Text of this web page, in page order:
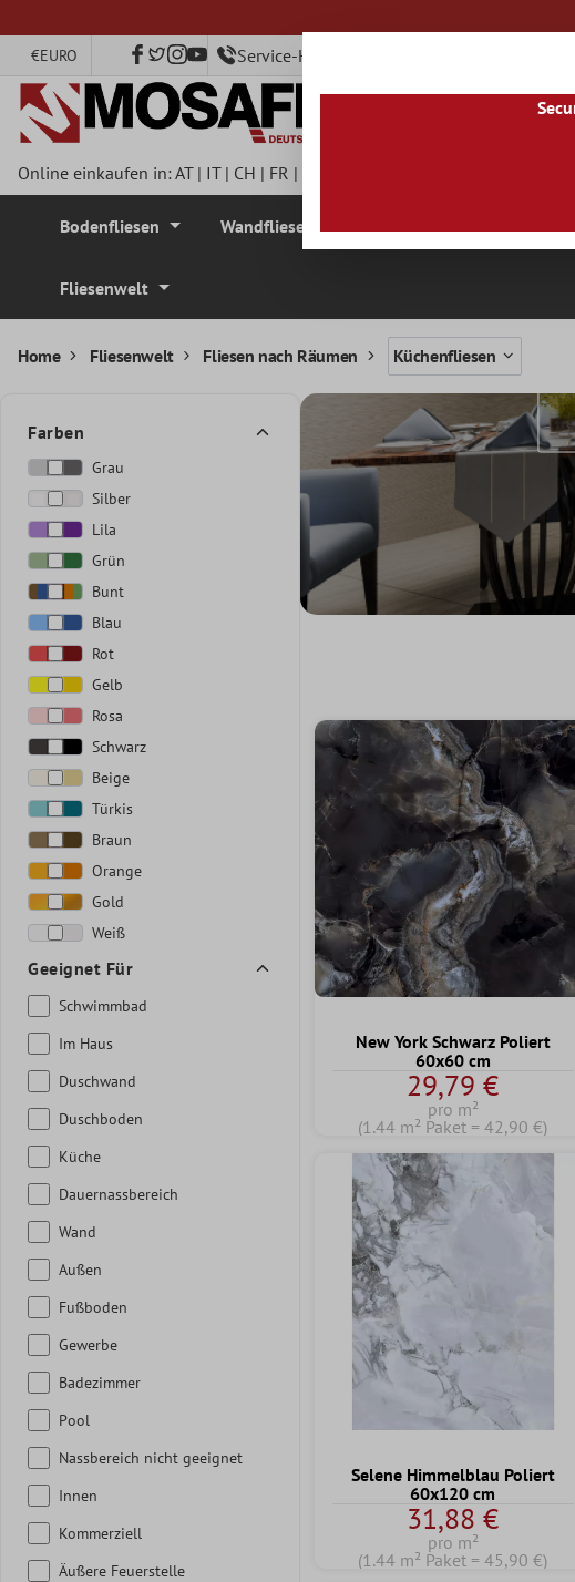
€EURO Service-Hotline +49 40 79750890
Online einkaufen in:AT| IT| CH | FR |
Bodenfliesen Wandfliesen
Fliesenwelt
Home Fliesenwelt Fliesen nach Räumen Küchenfliesen
Farben
Grau
Silber
Lila
Grün
Bunt
Blau
Rot
Gelb
Rosa
Schwarz
Beige
Türkis
Braun
Orange
Gold
Weiß
Geeignet Für
Schwimmbad
Im Haus
Duschwand
Duschboden
Küche
Dauernassbereich
Wand
Außen
Fußboden
Gewerbe
Badezimmer
Pool
Nassbereich nicht geeignet
Innen
Kommerziell
Äußere Feuerstelle
New York Schwarz Poliert
60x60 cm
29,79 €
pro m²
(1.44 m² Paket = 42,90 €)
Selene Himmelblau Poliert
60x120 cm
31,88 €
pro m²
(1.44 m² Paket = 45,90 €)